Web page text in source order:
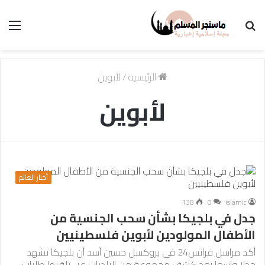
الرئيسية/لأبوين
لأبوين
أخبار العالم
islamic
0
138
جدل في بلجيكا بشأن سحب الجنسية من
الأطفال المولودين لأبوين فلسطينيين
أكد مراسل فرانس24 في بروكسل حسين أسد أن بلجيكا تشهد